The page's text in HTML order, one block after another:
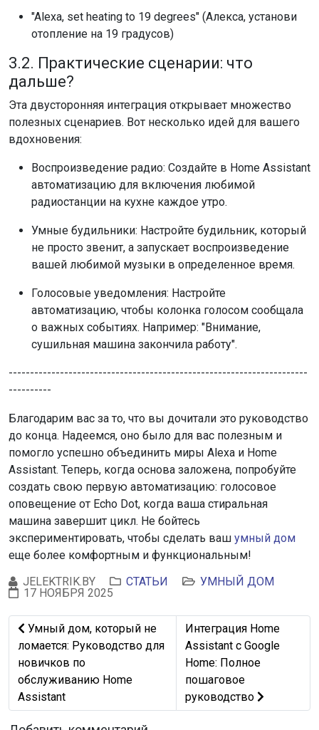
"Alexa, set heating to 19 degrees" (Алекса, установи
отопление на 19 градусов)
3.2. Практические сценарии: что
дальше?
Эта двусторонняя интеграция открывает множество
полезных сценариев. Вот несколько идей для вашего
вдохновения:
Воспроизведение радио: Создайте в Home Assistant
автоматизацию для включения любимой
радиостанции на кухне каждое утро.
Умные будильники: Настройте будильник, который
не просто звенит, а запускает воспроизведение
вашей любимой музыки в определенное время.
Голосовые уведомления: Настройте
автоматизацию, чтобы колонка голосом сообщала
о важных событиях. Например: "Внимание,
сушильная машина закончила работу".
----------------------------------------------------------------------
----------
Благодарим вас за то, что вы дочитали это руководство
до конца. Надеемся, оно было для вас полезным и
помогло успешно объединить миры Alexa и Home
Assistant. Теперь, когда основа заложена, попробуйте
создать свою первую автоматизацию: голосовое
оповещение от Echo Dot, когда ваша стиральная
машина завершит цикл. Не бойтесь
экспериментировать, чтобы сделать ваш умный дом
еще более комфортным и функциональным!
JELEKTRIK.BY
СТАТЬИ
УМНЫЙ ДОМ
17 НОЯБРЯ 2025
Предыдущий: Умный дом, который не ломается:
Умный дом, который не
ломается: Руководство для
новичков по
обслуживанию Home
Assistant
Следующий: Интеграция
Интеграция Home
Assistant с Google
Home: Полное
пошаговое
руководство